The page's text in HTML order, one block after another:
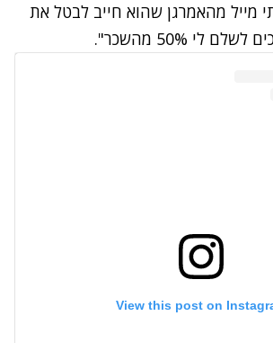
מייל מהאמרגן שהוא חייב לבטל את
לי 50% מהשכר".
View this post on